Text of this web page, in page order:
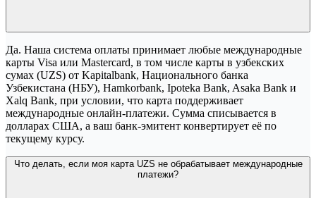
Да. Наша система оплаты принимает любые международные
карты Visa или Mastercard, в том числе карты в узбекских
сумах (UZS) от Kapitalbank, Национального банка
Узбекистана (НБУ), Hamkorbank, Ipoteka Bank, Asaka Bank и
Xalq Bank, при условии, что карта поддерживает
международные онлайн-платежи. Сумма списывается в
долларах США, а ваш банк-эмитент конвертирует её по
текущему курсу.
Что делать, если моя карта UZS не обрабатывает международные
платежи?